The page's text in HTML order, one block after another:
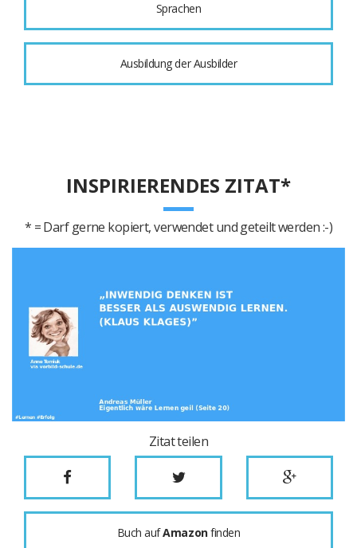
Sprachen
Ausbildung der Ausbilder
INSPIRIERENDES ZITAT*
* = Darf gerne kopiert, verwendet und geteilt werden :-)
Zitat teilen
Buch aufAmazonfinden